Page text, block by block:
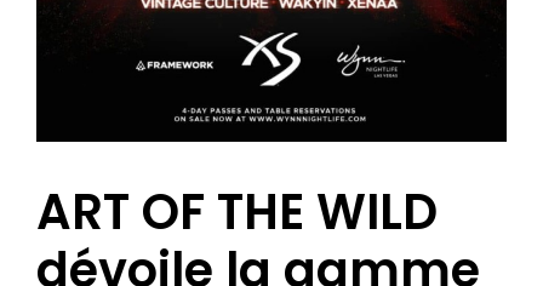
ART OF THE WILD
dévoile la gamme